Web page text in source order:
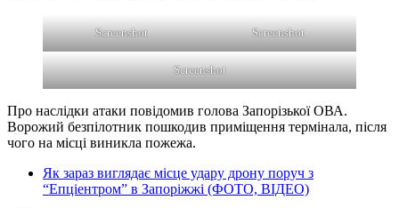
Screenshot Screenshot
Screenshot
Про наслідки атаки повідомив голова Запорізької ОВА.
Ворожий безпілотник пошкодив приміщення термінала, після
чого на місці виникла пожежа.
Як зараз виглядає місце удару дрону поруч з
“Епціентром” в Запоріжжі (ФОТО, ВІДЕО)